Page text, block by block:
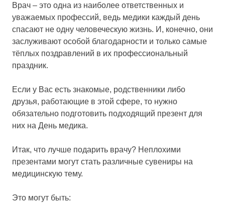
Врач – это одна из наиболее ответственных и
уважаемых профессий, ведь медики каждый день
спасают не одну человеческую жизнь. И, конечно, они
заслуживают особой благодарности и только самые
тёплых поздравлений в их профессиональный
праздник.
Если у Вас есть знакомые, родственники либо
друзья, работающие в этой сфере, то нужно
обязательно подготовить подходящий презент для
них на День медика.
Итак, что лучше подарить врачу? Неплохими
презентами могут стать различные сувениры на
медицинскую тему.
Это могут быть: